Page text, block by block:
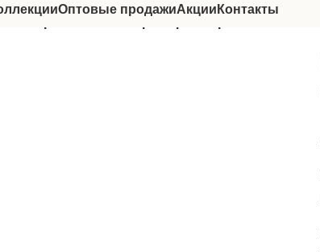
Оптовые продажиАкции Контакты